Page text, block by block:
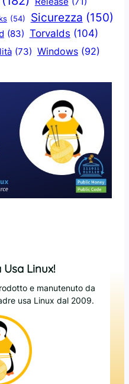
(54) Sicurezza (150)
(83) Torvalds (104)
(73) Windows (92)
Linux!
e manutenuto da
usa Linux dal 2009.